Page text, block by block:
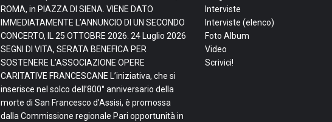
ROMA, in PIAZZA DI SIENA. VIENE DATO
IMMEDIATAMENTE L’ANNUNCIO DI UN SECONDO
CONCERTO, IL 25 OTTOBRE 2026. 24 Luglio 2026
SEGNI DI VITA, SERATA BENEFICA PER
SOSTENERE L’ASSOCIAZIONE OPERE
CARITATIVE FRANCESCANE L’iniziativa, che si
inserisce nel solco dell’800° anniversario della
morte di San Francesco d’Assisi, è promossa
dalla Commissione regionale Pari opportunità in
Interviste
Interviste (elenco)
Foto Album
Video
Scrivici!